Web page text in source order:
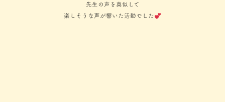
先生の声を真似して
楽しそうな声が響いた活動でした